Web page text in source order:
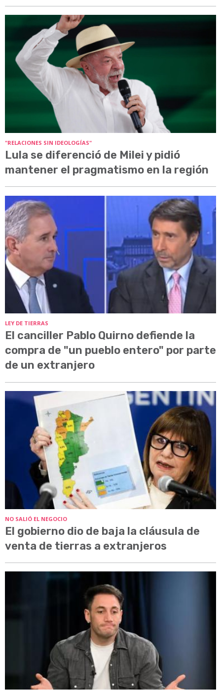
"RELACIONES SIN IDEOLOGÍAS"
Lula se diferenció de Milei y pidió
mantener el pragmatismo en la región
LEY DE TIERRAS
El canciller Pablo Quirno defiende la
compra de "un pueblo entero" por parte
de un extranjero
NO SALIÓ EL NEGOCIO
El gobierno dio de baja la cláusula de
venta de tierras a extranjeros